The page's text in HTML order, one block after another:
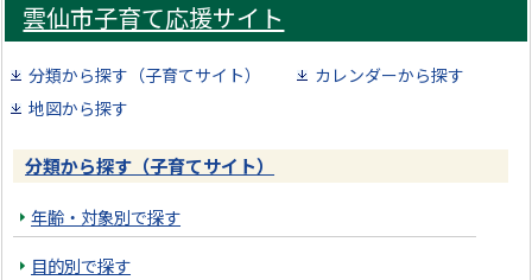
雲仙市子育て応援サイト
分類から探す（子育てサイト）
カレンダーから探す
地図から探す
分類から探す（子育てサイト）
年齢・対象別で探す
目的別で探す